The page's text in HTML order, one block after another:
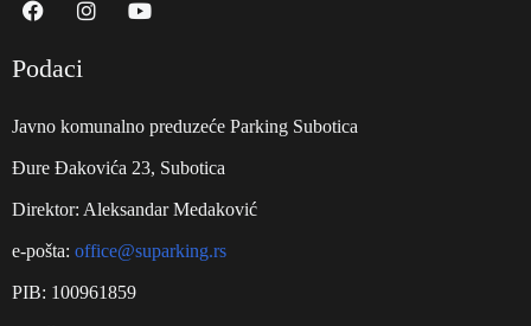
Podaci
Javno komunalno preduzeće Parking Subotica
Đure Đakovića 23, Subotica
Direktor: Aleksandar Medaković
e-pošta: office@suparking.rs
PIB: 100961859